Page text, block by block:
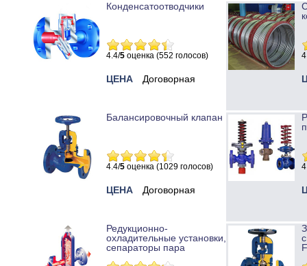
Конденсатоотводчики
4.4/5 оценка (552 голосов)
ЦЕНА Договорная
Балансировочный клапан
4.4/5 оценка (1029 голосов)
ЦЕНА Договорная
Редукционно-
охладительные установки,
сепараторы пара